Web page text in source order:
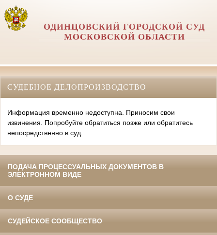
ОДИНЦОВСКИЙ ГОРОДСКОЙ СУД
МОСКОВСКОЙ ОБЛАСТИ
СУДЕБНОЕ ДЕЛОПРОИЗВОДСТВО
Информация временно недоступна. Приносим свои
извинения. Попробуйте обратиться позже или обратитесь
непосредственно в суд.
ПОДАЧА ПРОЦЕССУАЛЬНЫХ ДОКУМЕНТОВ В
ЭЛЕКТРОННОМ ВИДЕ
О СУДЕ
СУДЕЙСКОЕ СООБЩЕСТВО